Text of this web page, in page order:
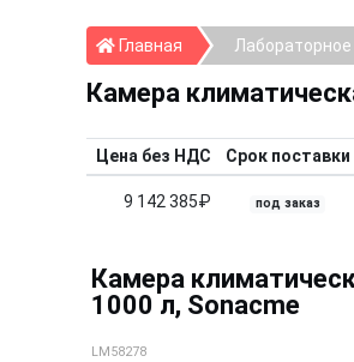
ГлавнаяГлавная
Камера
Цена без НДС Срок поставки
9 142 385₽ под заказ
Камера
1000 л, Sonacme
LM58278